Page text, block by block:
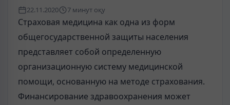
22.11.2020 7 минут оқу
Страховая медицина как одна из форм
общегосударственной защиты населения
представляет собой определенную
организационную систему медицинской
помощи, основанную на методе страхования.
Финансирование здравоохранения может